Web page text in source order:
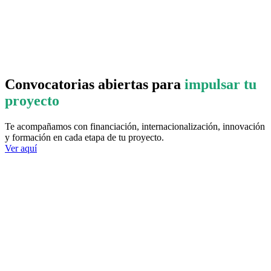
Convocatorias abiertas para impulsar tu
proyecto
Te acompañamos con financiación, internacionalización, innovación
y formación en cada etapa de tu proyecto.
Ver aquí